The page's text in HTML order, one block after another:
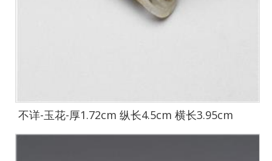
不详-玉花-厚1.72cm 纵长4.5cm 横长3.95cm